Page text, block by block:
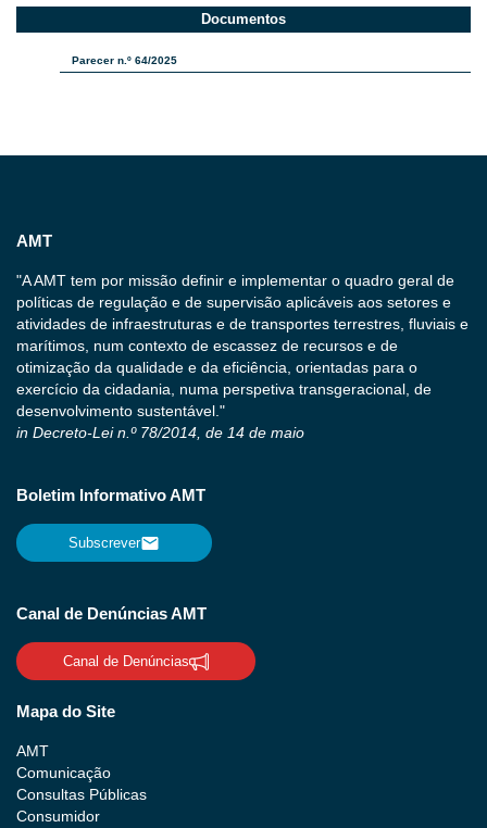
Documentos​
Parecer n.º 64/2025
AMT
"A AMT tem por missão definir e implementar o quadro geral de
políticas de regulação e de supervisão aplicáveis aos setores e
atividades de infraestruturas e de transportes terrestres, fluviais e
marítimos, num contexto de escassez de recursos e de
otimização da qualidade e da eficiência, orientadas para o
exercício da cidadania, numa perspetiva transgeracional, de
desenvolvimento sustentável."
in Decreto-Lei n.º 78/2014, de 14 de maio
Boletim Informativo AMT
Subscrever
Canal de Denúncias AMT
Canal de Denúncias
Mapa do Site
AMT
Comunicação
Consultas Públicas
Consumidor